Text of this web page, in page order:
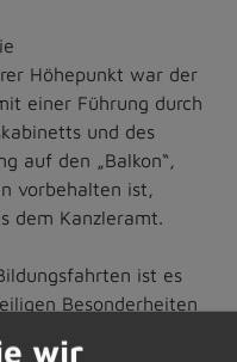
Höhepunkt war der
einer Führung durch
und des
auf den „Balkon“,
vorbehalten ist,
dem Kanzleramt.
ist es
Besonderheiten
wir